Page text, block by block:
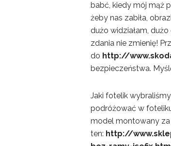
babć, kiedy mój mąż
żeby nas zabiła,
dużo widziałam,
zdania nie zmienię!
do http://
bezpieczeństwa.
Jaki fotelik
podróżować w
model montowany
ten: http://